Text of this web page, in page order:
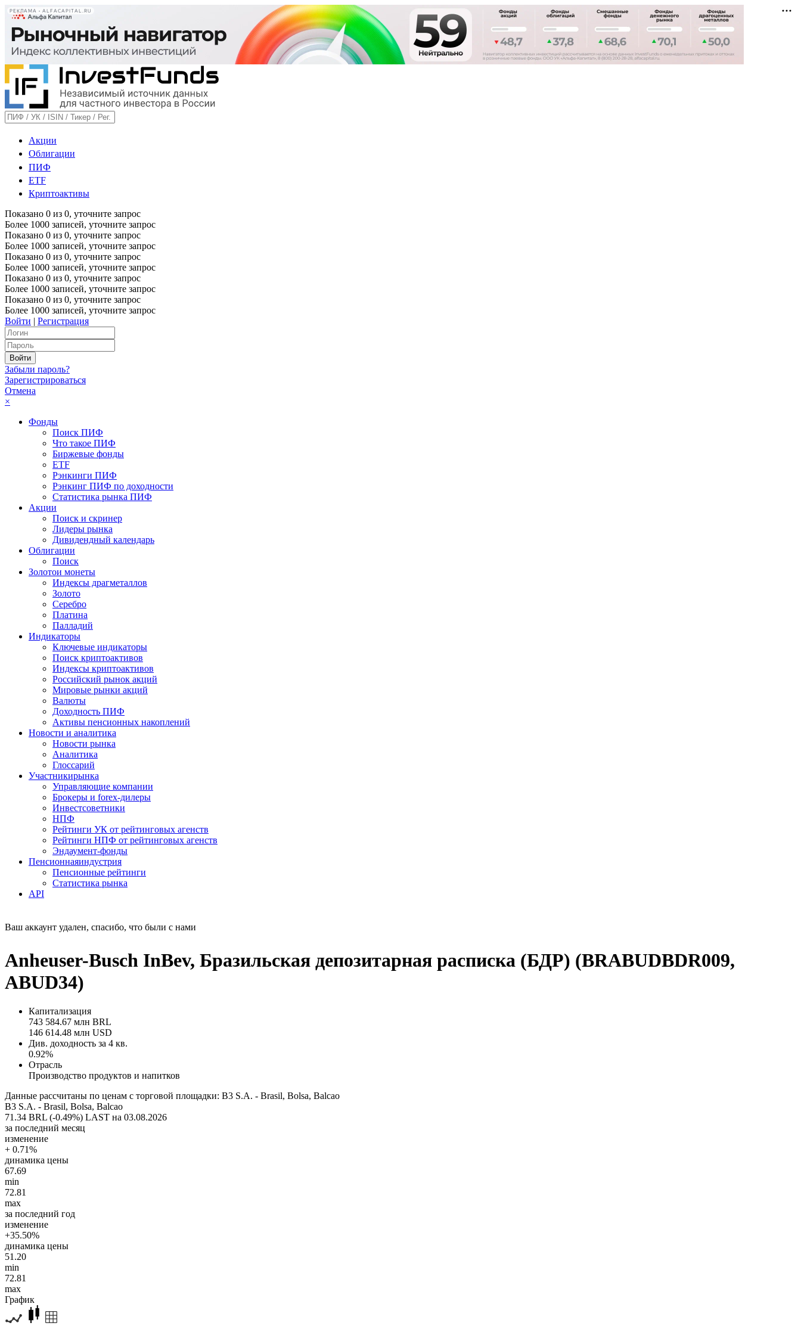
РЕКЛАМА • ALFACAPITAL.RU
Акции
Облигации
ПИФ
ETF
Криптоактивы
Показано 0 из 0, уточните запрос
Более 1000 записей, уточните запрос
Показано 0 из 0, уточните запрос
Более 1000 записей, уточните запрос
Показано 0 из 0, уточните запрос
Более 1000 записей, уточните запрос
Показано 0 из 0, уточните запрос
Более 1000 записей, уточните запрос
Показано 0 из 0, уточните запрос
Более 1000 записей, уточните запрос
Войти | Регистрация
Забыли пароль?
Зарегистрироваться
Отмена
×
Фонды
Поиск ПИФ
Что такое ПИФ
Биржевые фонды
ETF
Рэнкинги ПИФ
Рэнкинг ПИФ по доходности
Статистика рынка ПИФ
Акции
Поиск и скринер
Лидеры рынка
Дивидендный календарь
Облигации
Поиск
Золотои монеты
Индексы драгметаллов
Золото
Серебро
Платина
Палладий
Индикаторы
Ключевые индикаторы
Поиск криптоактивов
Индексы криптоактивов
Российский рынок акций
Мировые рынки акций
Валюты
Доходность ПИФ
Активы пенсионных накоплений
Новости и аналитика
Новости рынка
Аналитика
Глоссарий
Участникирынка
Управляющие компании
Брокеры и forex-дилеры
Инвестсоветники
НПФ
Рейтинги УК от рейтинговых агенств
Рейтинги НПФ от рейтинговых агенств
Эндаумент-фонды
Пенсионнаяиндустрия
Пенсионные рейтинги
Статистика рынка
API
Ваш аккаунт удален, спасибо, что были с нами
Anheuser-Busch InBev, Бразильская депозитарная расписка (БДР) (BRABUDBDR009,
ABUD34)
Капитализация
743 584.67 млн BRL
146 614.48 млн USD
Див. доходность за 4 кв.
0.92%
Отрасль
Производство продуктов и напитков
Данные рассчитаны по ценам с торговой площадки: B3 S.A. - Brasil, Bolsa, Balcao
B3 S.A. - Brasil, Bolsa, Balcao
71.34 BRL (-0.49%) LAST на 03.08.2026
за последний месяц
изменение
+ 0.71%
динамика цены
67.69
min
72.81
max
за последний год
изменение
+35.50%
динамика цены
51.20
min
72.81
max
График